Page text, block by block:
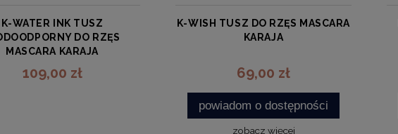
K-WATER INK TUSZ
DO RZĘS
MASCARA KARAJA
KARAJA
109,00 zł
K-WISH TUSZ DO RZĘS MASCARA
KARAJA
KARAJA
69,00 zł
powiadom o dostępności
zobacz więcej